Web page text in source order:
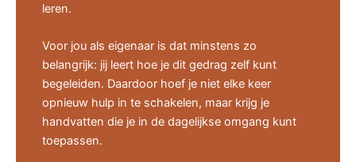
leren.
Voor jou als eigenaar is dat minstens zo
belangrijk: jij leert hoe je dit gedrag zelf kunt
begeleiden. Daardoor hoef je niet elke keer
opnieuw hulp in te schakelen, maar krijg je
handvatten die je in de dagelijkse omgang kunt
toepassen.